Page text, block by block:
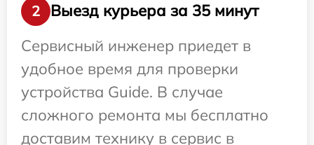
2
Выезд курьера за 35 минут
Сервисный инженер приедет в
удобное время для проверки
устройства Guide. В случае
сложного ремонта мы бесплатно
доставим технику в сервис в